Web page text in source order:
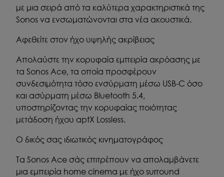
με μια σειρά από τα καλύτερα χαρακτηριστικά της
Sonos να ενσωματώνονται στα νέα ακουστικά.
Αφεθείτε στον ήχο υψηλής ακρίβειας
Απολαύστε την κορυφαία εμπειρία ακρόασης με
τα Sonos Ace, τα οποία προσφέρουν
συνδεσιμότητα τόσο ενσύρματη μέσω USB-C όσο
και ασύρματη μέσω Bluetooth 5.4,
υποστηρίζοντας την κορυφαίας ποιότητας
μετάδοση ήχου aptX Lossless.
Ο δικός σας ιδιωτικός κινηματογράφος
Τα Sonos Ace σάς επιτρέπουν να απολαμβάνετε
μια εμπειρία home cinema με ήχο surround